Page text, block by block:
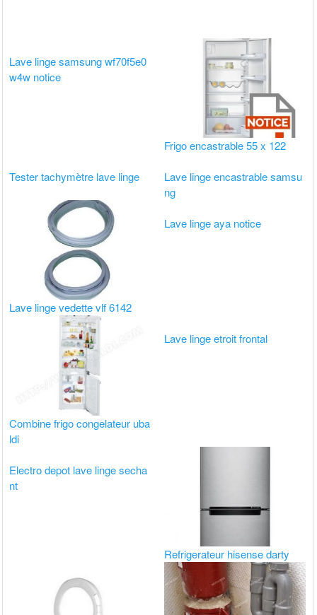
Lave linge samsung wf70f5e0
w4w notice
Frigo encastrable 55 x 122
Tester tachymètre lave linge
Lave linge encastrable samsu
ng
Lave linge vedette vlf 6142
Lave linge aya notice
Combine frigo congelateur uba
ldi
Lave linge etroit frontal
Electro depot lave linge secha
nt
Refrigerateur hisense darty